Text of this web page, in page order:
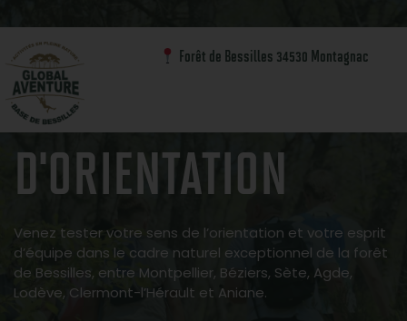
Forêt de Bessilles 34530 Montagnac
Reconnectez vous à l'essentiel
JEUX ET COURSE
D'ORIENTATION
Venez tester votre sens de l’orientation et votre esprit
d’équipe dans le cadre naturel exceptionnel de la forêt
de Bessilles, entre Montpellier, Béziers, Sète, Agde,
Lodève, Clermont-l’Hérault et Aniane.